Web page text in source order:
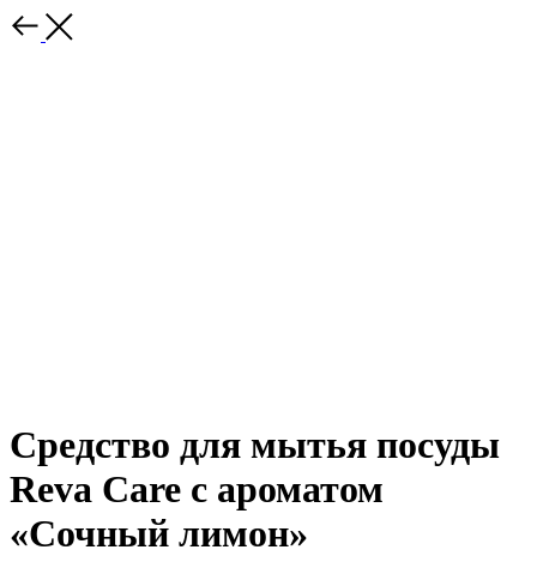
Средство для мытья посуды
Reva Care с ароматом
«Сочный лимон»